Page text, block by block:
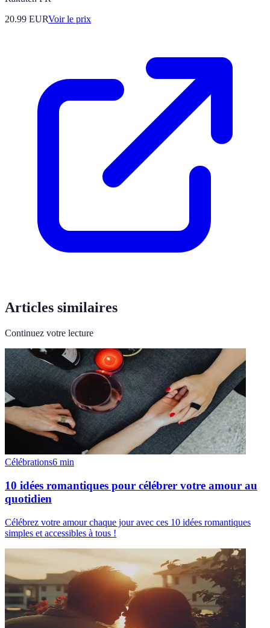
20.99 EURVoir le prix
Articles similaires
Continuez votre lecture
Célébrations6 min
10 idées romantiques pour célébrer votre amour au
quotidien
Célébrez votre amour chaque jour avec ces 10 idées romantiques
simples et accessibles à tous !